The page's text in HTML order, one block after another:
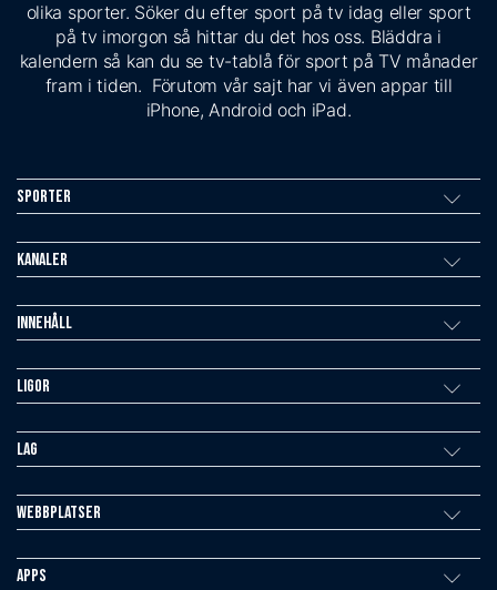
olika sporter. Söker du efter sport på tv idag eller sport
på tv imorgon så hittar du det hos oss. Bläddra i
kalendern så kan du se tv-tablå för sport på TV månader
fram i tiden. Förutom vår sajt har vi även appar till
iPhone, Android och iPad.
Sporter
Kanaler
Innehåll
Ligor
Lag
Webbplatser
Apps